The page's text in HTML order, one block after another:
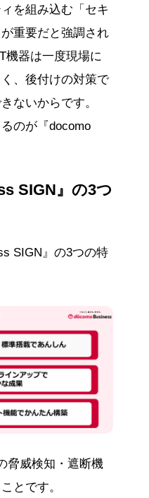
を組み込む「セキ
重要だと強調され
機器は一度現場に
、後付けの対策で
ないからです。
のが『docomo
SIGN』の3つ
SIGN』の3つの特
脅威検知・遮断機
とです。